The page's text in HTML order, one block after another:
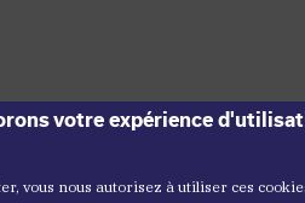
votre expérience
vous nous autorisez à utiliser ces